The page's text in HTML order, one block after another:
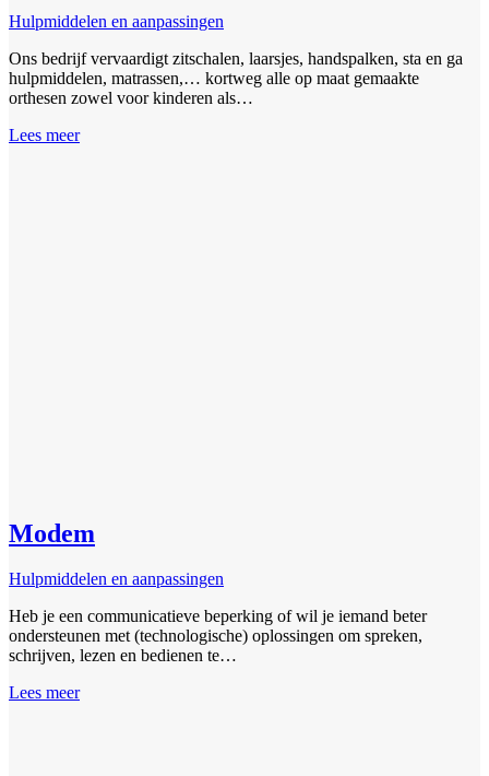
Hulpmiddelen en aanpassingen
Ons bedrijf vervaardigt zitschalen, laarsjes, handspalken, sta en ga
hulpmiddelen, matrassen,… kortweg alle op maat gemaakte
orthesen zowel voor kinderen als…
Lees meer
Modem
Hulpmiddelen en aanpassingen
Heb je een communicatieve beperking of wil je iemand beter
ondersteunen met (technologische) oplossingen om spreken,
schrijven, lezen en bedienen te…
Lees meer